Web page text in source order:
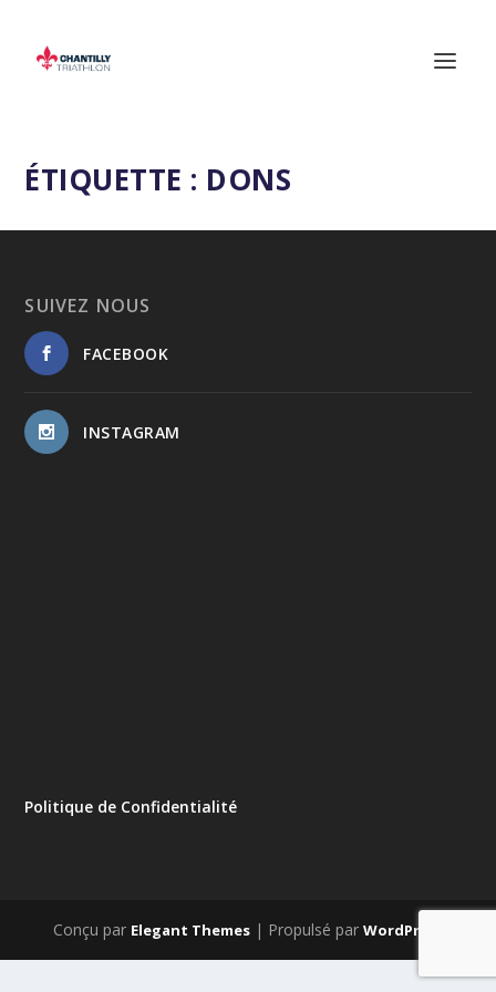
ÉTIQUETTE : DONS
SUIVEZ NOUS
FACEBOOK
INSTAGRAM
Politique de Confidentialité
Conçu par Elegant Themes| Propulsé par WordPress